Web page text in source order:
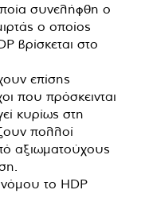
συνελήφθη ο
ο οποίος
βρίσκεται στο
επίσης
που πρόσκεινται
κυρίως στη
πολλοί
αξιωματούχους
νόμου το HDP